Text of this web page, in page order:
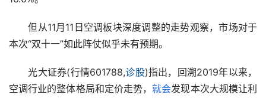
但从11月11日空调板块深度调整的走势观察，市场对于
本次“双十一”如此阵仗似乎未有预期。
光大证券(行情601788,诊股)指出，回溯2019年以来，
空调行业的整体格局和定价走势，就会发现本次大规模让利